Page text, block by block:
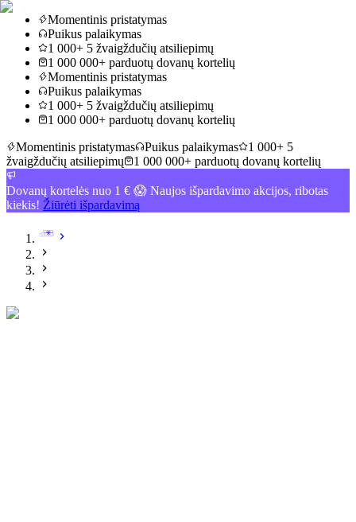
Momentinis pristatymas
Puikus palaikymas
1 000+ 5 žvaigždučių atsiliepimų
1 000 000+ parduotų dovanų kortelių
Momentinis pristatymas
Puikus palaikymas
1 000+ 5 žvaigždučių atsiliepimų
1 000 000+ parduotų dovanų kortelių
Momentinis pristatymas
Puikus palaikymas
1 000+ 5
žvaigždučių atsiliepimų
1 000 000+ parduotų dovanų kortelių
Dovanų kortelės nuo 1 € 😱 Naujos išpardavimo akcijos, ribotas
kiekis! Žiūrėti išpardavimą